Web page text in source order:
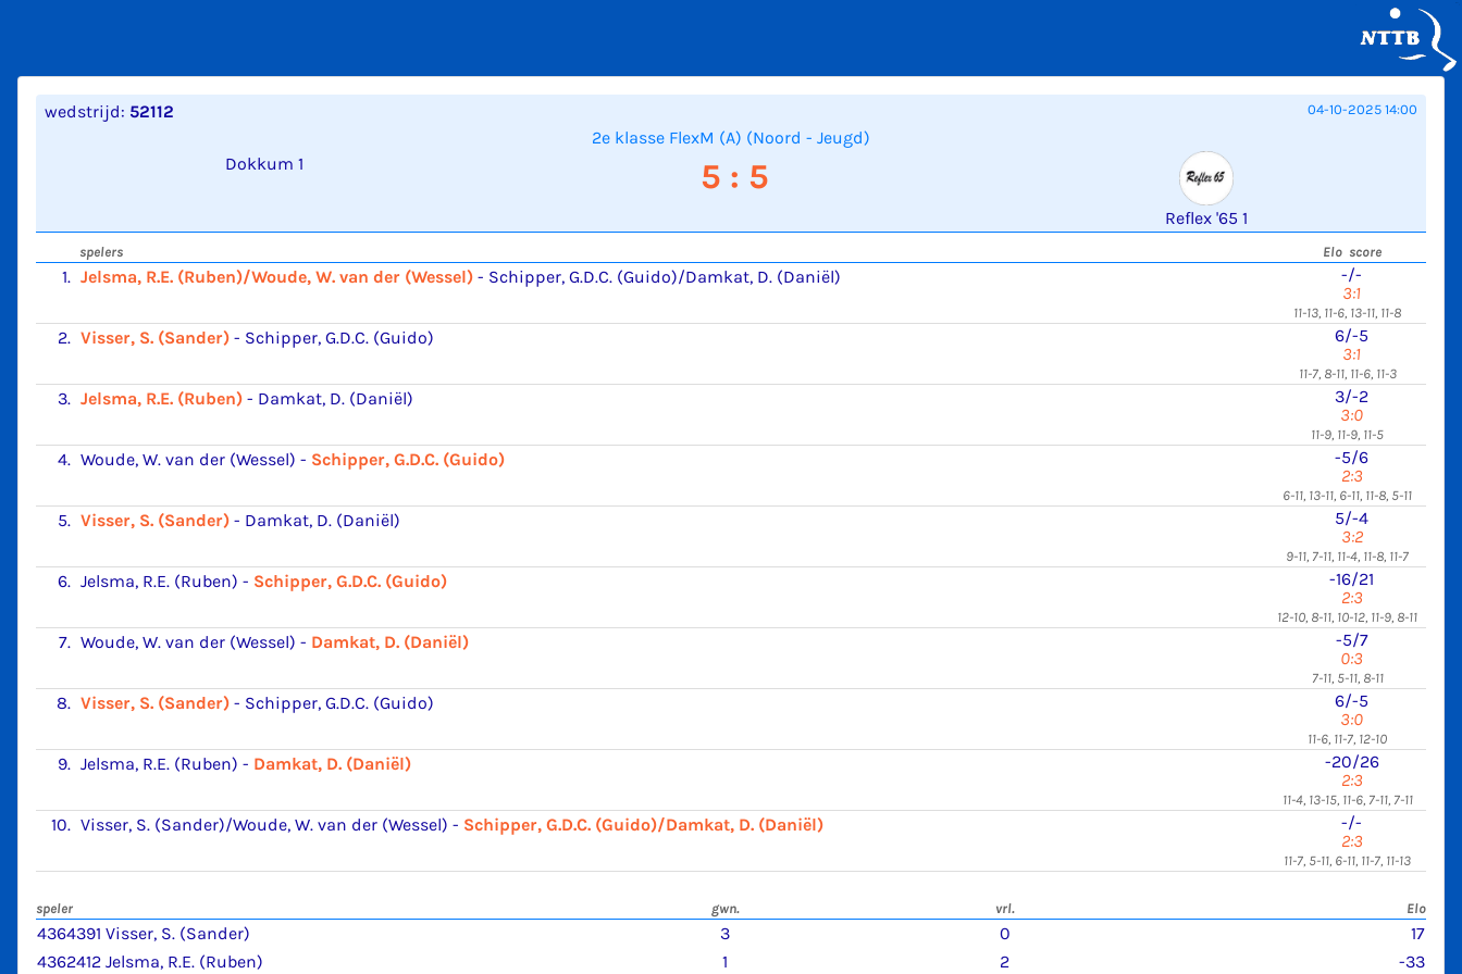
wedstrijd: 52112 04-10-2025 14:00
2e klasse FlexM (A) (Noord - Jeugd)
Dokkum 1
5 : 5
Reflex '65 1
spelers Elo score
1. Jelsma, R.E. (Ruben)/Woude, W. van der (Wessel) - Schipper, G.D.C. (Guido)/Damkat, D. (Daniël)
-/-
3:1
11-13, 11-6, 13-11, 11-8
2. Visser, S. (Sander) - Schipper, G.D.C. (Guido)
6/-5
3:1
11-7, 8-11, 11-6, 11-3
3. Jelsma, R.E. (Ruben) - Damkat, D. (Daniël)
3/-2
3:0
11-9, 11-9, 11-5
4. Woude, W. van der (Wessel) - Schipper, G.D.C. (Guido)
-5/6
2:3
6-11, 13-11, 6-11, 11-8, 5-11
5. Visser, S. (Sander) - Damkat, D. (Daniël)
5/-4
3:2
9-11, 7-11, 11-4, 11-8, 11-7
6. Jelsma, R.E. (Ruben) - Schipper, G.D.C. (Guido)
-16/21
2:3
12-10, 8-11, 10-12, 11-9, 8-11
7. Woude, W. van der (Wessel) - Damkat, D. (Daniël)
-5/7
0:3
7-11, 5-11, 8-11
8. Visser, S. (Sander) - Schipper, G.D.C. (Guido)
6/-5
3:0
11-6, 11-7, 12-10
9. Jelsma, R.E. (Ruben) - Damkat, D. (Daniël)
-20/26
2:3
11-4, 13-15, 11-6, 7-11, 7-11
10. Visser, S. (Sander)/Woude, W. van der (Wessel) - Schipper, G.D.C. (Guido)/Damkat, D. (Daniël)
-/-
2:3
11-7, 5-11, 6-11, 11-7, 11-13
speler gwn. vrl. Elo
4364391 Visser, S. (Sander) 3 0
17
4362412 Jelsma, R.E. (Ruben)
1 2 -33